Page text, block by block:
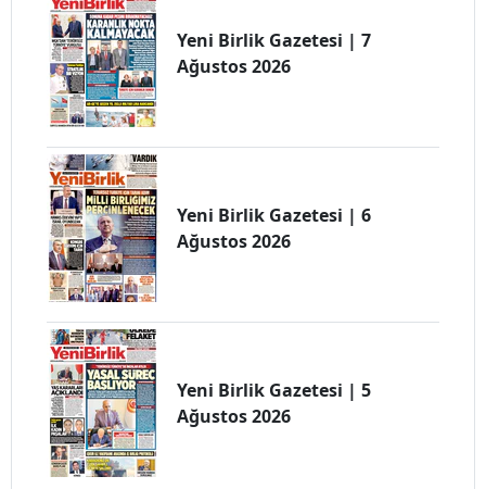
Yeni Birlik Gazetesi | 7
Ağustos 2026
Yeni Birlik Gazetesi | 6
Ağustos 2026
Yeni Birlik Gazetesi | 5
Ağustos 2026